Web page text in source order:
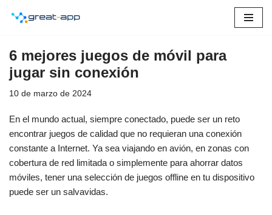
contenido
6 mejores juegos de móvil para
jugar sin conexión
10 de marzo de 2024
En el mundo actual, siempre conectado, puede ser un reto
encontrar juegos de calidad que no requieran una conexión
constante a Internet. Ya sea viajando en avión, en zonas con
cobertura de red limitada o simplemente para ahorrar datos
móviles, tener una selección de juegos offline en tu dispositivo
puede ser un salvavidas.